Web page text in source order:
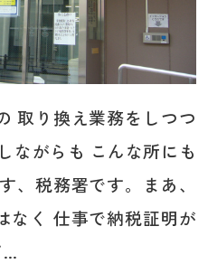
取り換え業務をしつつ
ながらも こんな所にも
、税務署です。まあ、
なく 仕事で納税証明が